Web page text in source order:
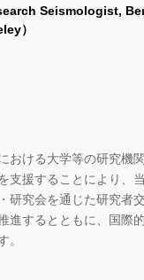
Seismologist,
）
おける大学等の研究機
支援することにより、
研究会を通じた研究者
進するとともに、国際
。